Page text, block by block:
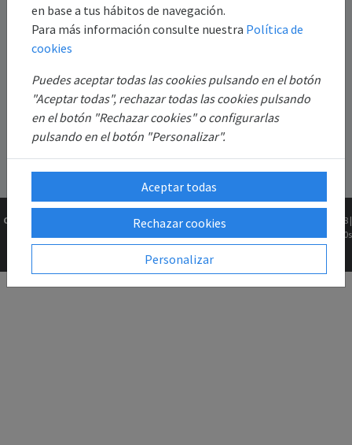
Mi Cuenta
Copyright © 2026
reservados.
2.81.5+1b46211f68 |
0.0690s
en base a tus hábitos de navegación.
Para más información consulte nuestra Política de
cookies
Puedes aceptar todas las cookies pulsando en el botón
"Aceptar todas", rechazar todas las cookies pulsando
en el botón "Rechazar cookies" o configurarlas
pulsando en el botón "Personalizar".
Aceptar todas
Rechazar cookies
Personalizar